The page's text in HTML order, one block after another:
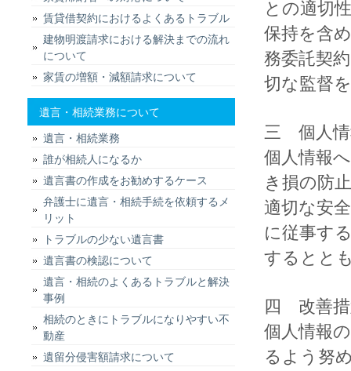
との適切
保持を含
務委託契
切な監督
三 個人情
個人情報
き損の防
適切な安
に従事す
するとと
四 改善
個人情報
るよう努
賃貸借契約におけるよくあるトラブル
建物明渡請求における解決までの流れ
について
家賃の増額・減額請求について
遺言・相続業務について
遺言・相続業務
誰が相続人になるか
遺言書の作成をお勧めするケース
弁護士に遺言・相続手続を依頼するメ
リット
トラブルの少ない遺言書
遺言書の検認について
遺言・相続のよくあるトラブルと解決
事例
相続のときにトラブルになりやすい不
動産
遺留分侵害額請求について